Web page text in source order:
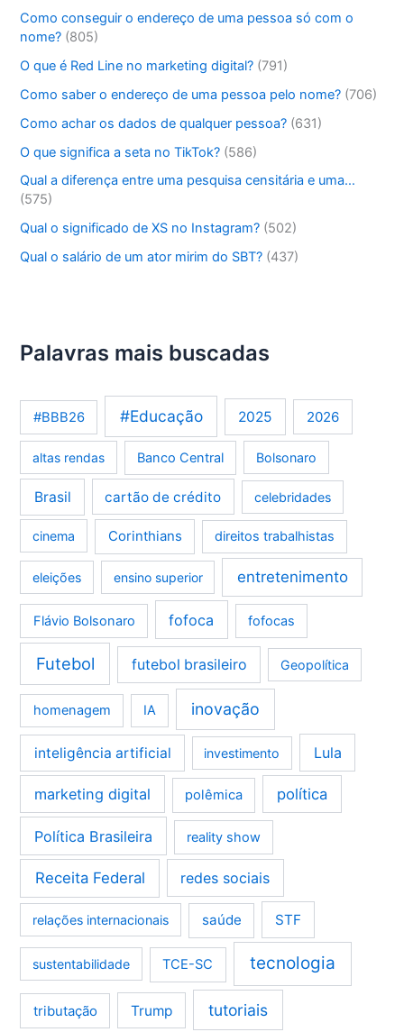
Como conseguir o endereço de uma pessoa só com o
nome? (805)
O que é Red Line no marketing digital? (791)
Como saber o endereço de uma pessoa pelo nome? (706)
Como achar os dados de qualquer pessoa? (631)
O que significa a seta no TikTok? (586)
Qual a diferença entre uma pesquisa censitária e uma…
(575)
Qual o significado de XS no Instagram? (502)
Qual o salário de um ator mirim do SBT? (437)
Palavras mais buscadas
#BBB26 #Educação 2025 2026
altas rendas Banco Central Bolsonaro
Brasil cartão de crédito celebridades
cinema Corinthians direitos trabalhistas
eleições ensino superior entretenimento
Flávio Bolsonaro fofoca fofocas
Futebol futebol brasileiro Geopolítica
homenagem IA inovação
inteligência artificial investimento Lula
marketing digital polêmica política
Política Brasileira reality show
Receita Federal redes sociais
relações internacionais saúde STF
sustentabilidade TCE-SC tecnologia
tributação Trump tutoriais